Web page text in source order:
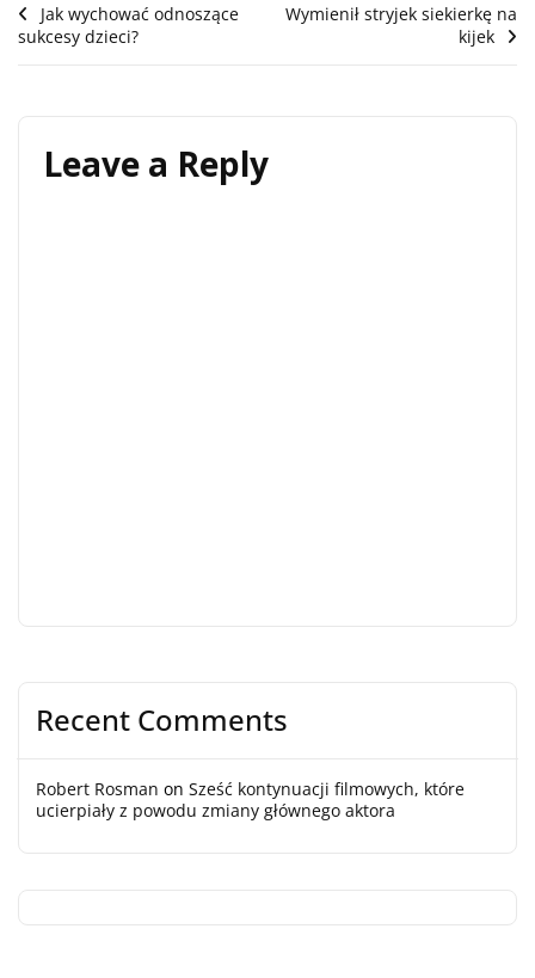
Recent Comments
Robert Rosman on Sześć kontynuacji filmowych, które
ucierpiały z powodu zmiany głównego aktora
Post
navigation
Jak wychować odnoszące
sukcesy dzieci?
Wymienił stryjek siekierkę na
kijek
Leave a Reply